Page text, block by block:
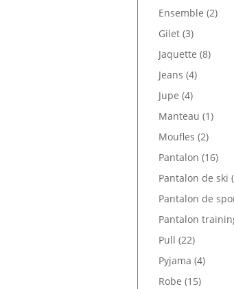
Ensemble 22
Gilet 33
produits
Jaquette 88
Jeans 44
Jupe 44
produits
Manteau 11
Moufles 22
Pantalon 1616
Pantalon de ski
Pantalon de
Pantalon
Pull 2222
produits
Pyjama 44
Robe 1515